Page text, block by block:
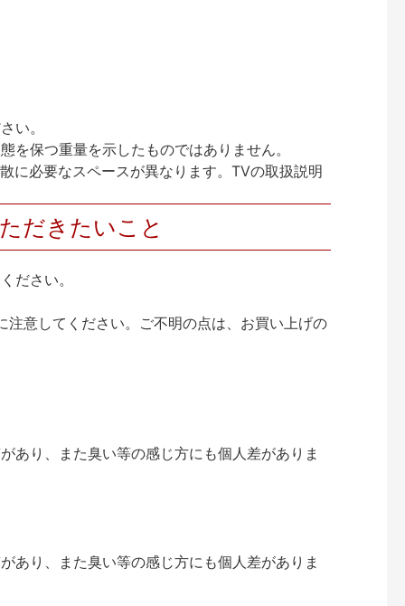
い。
保つ重量を示したものではありません。
に必要なスペースが異なります。TVの取扱説明
だきたいこと
ださい。
意してください。ご不明の点は、お買い上げの
あり、また臭い等の感じ方にも個人差がありま
あり、また臭い等の感じ方にも個人差がありま